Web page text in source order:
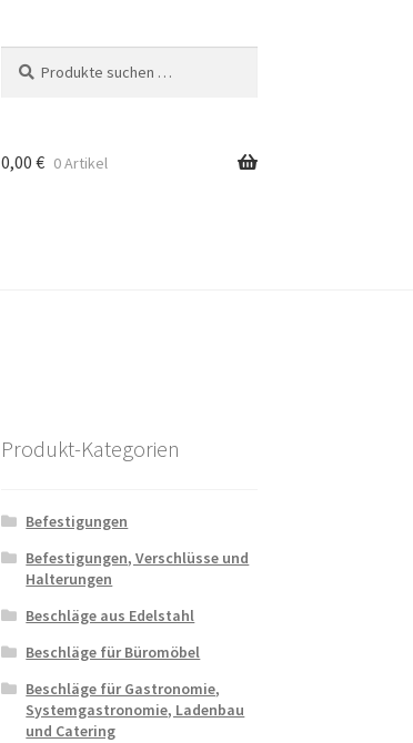
nach:
0,00 € 0 Artikel
Produkt-Kategorien
Befestigungen
Befestigungen, Verschlüsse und
Halterungen
Beschläge aus Edelstahl
Beschläge für Büromöbel
Beschläge für Gastronomie,
Systemgastronomie, Ladenbau
und Catering